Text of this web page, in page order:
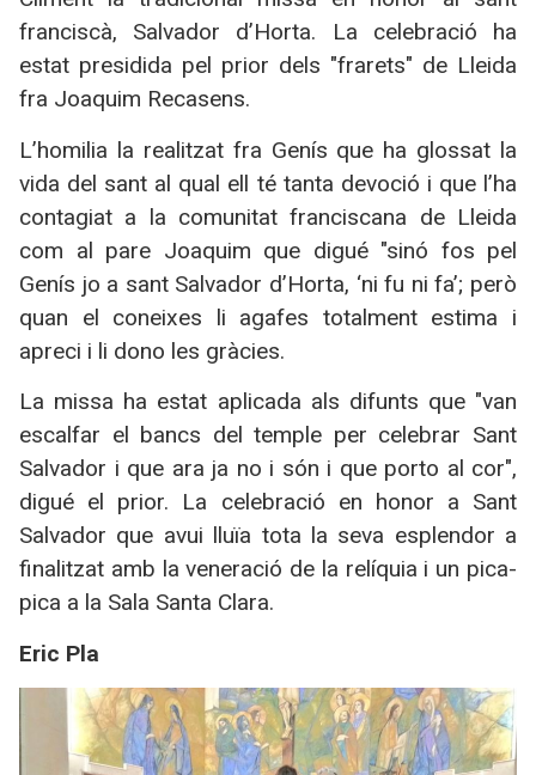
franciscà, Salvador d’Horta. La celebració ha
estat presidida pel prior dels "frarets" de Lleida
fra Joaquim Recasens.
L’homilia la realitzat fra Genís que ha glossat la
vida del sant al qual ell té tanta devoció i que l’ha
contagiat a la comunitat franciscana de Lleida
com al pare Joaquim que digué "sinó fos pel
Genís jo a sant Salvador d’Horta, ‘ni fu ni fa’; però
quan el coneixes li agafes totalment estima i
apreci i li dono les gràcies.
La missa ha estat aplicada als difunts que "van
escalfar el bancs del temple per celebrar Sant
Salvador i que ara ja no i són i que porto al cor",
digué el prior. La celebració en honor a Sant
Salvador que avui lluïa tota la seva esplendor a
finalitzat amb la veneració de la relíquia i un pica-
pica a la Sala Santa Clara.
Eric Pla